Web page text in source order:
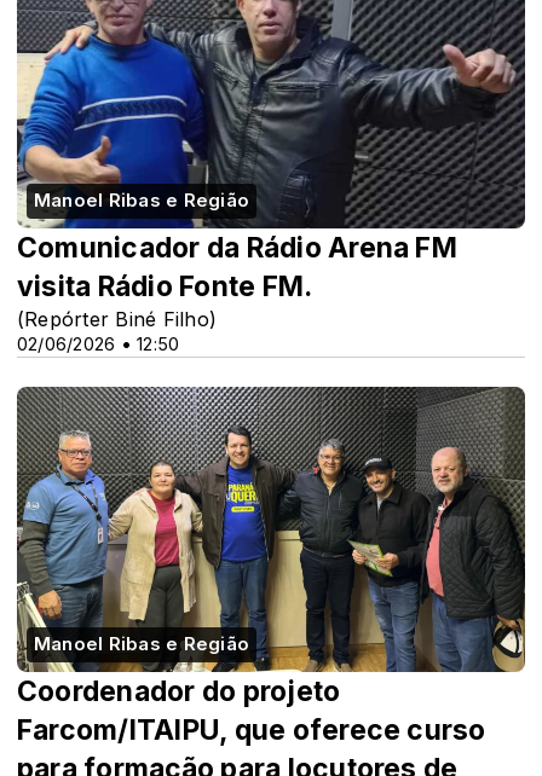
Manoel Ribas e Região
02/06/2026 • 12:50
Comunicador da Rádio Arena FM
visita Rádio Fonte FM.
(Repórter Biné Filho)
Manoel Ribas e Região
Coordenador do projeto
Farcom/ITAIPU, que oferece curso
para formação para locutores de